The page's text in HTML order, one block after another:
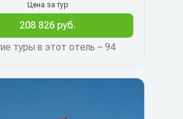
туры в этот отель – 94
Цена за тур
208 826 руб.